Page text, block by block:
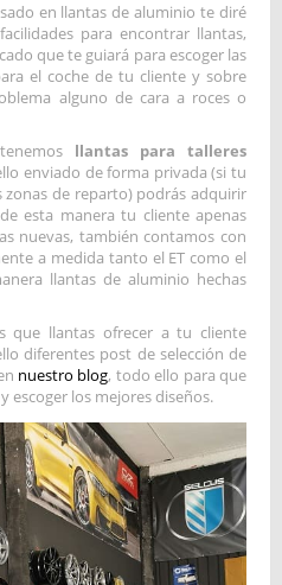
en llantas de aluminio te diré
para encontrar llantas,
que te guiará para escoger las
el coche de tu cliente y sobre
alguno de cara a roces o
llantas para talleres
enviado de forma privada (si tu
de reparto) podrás adquirir
esta manera tu cliente apenas
nuevas, también contamos con
a medida tanto el ET como el
llantas de aluminio hechas
que llantas ofrecer a tu cliente
diferentes post de selección de
nuestro blog, todo ello para que
escoger los mejores diseños.